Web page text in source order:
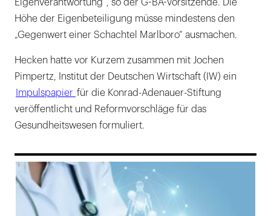
Eigenverantwortung“, so der G-BA-Vorsitzende. Die
Höhe der Eigenbeteiligung müsse mindestens den
„Gegenwert einer Schachtel Marlboro“ ausmachen.
Hecken hatte vor Kurzem zusammen mit Jochen
Pimpertz, Institut der Deutschen Wirtschaft (IW) ein
Impulspapier für die Konrad-Adenauer-Stiftung
veröffentlicht und Reformvorschläge für das
Gesundheitswesen formuliert.
169